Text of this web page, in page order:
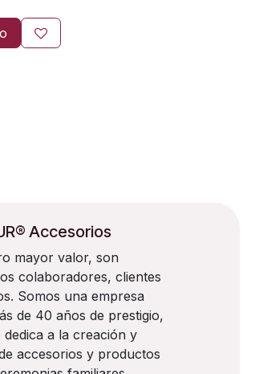
Accesorios
mayor valor, son
colaboradores, clientes
Somos una empresa
de 40 años de prestigio,
dedica a la creación y
accesorios y productos